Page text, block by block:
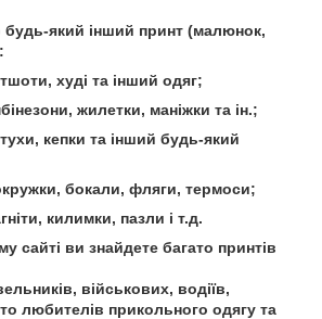
який інший принт (малюнок,
худі та інший одяг;
жилетки, маніжки та ін.;
кепки та інший будь-який
бокали, фляги, термоси;
килимки, пазли і т.д.
сайті ви знайдете багато принтів
військових, водіїв,
любителів прикольного одягу та